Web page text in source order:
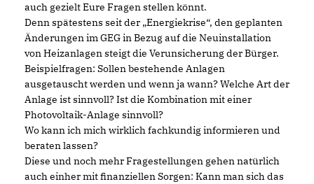
auch gezielt Eure Fragen stellen könnt.
Denn spätestens seit der „Energiekrise“, den geplanten
Änderungen im GEG in Bezug auf die Neuinstallation
von Heizanlagen steigt die Verunsicherung der Bürger.
Beispielfragen: Sollen bestehende Anlagen
ausgetauscht werden und wenn ja wann? Welche Art der
Anlage ist sinnvoll? Ist die Kombination mit einer
Photovoltaik-Anlage sinnvoll?
Wo kann ich mich wirklich fachkundig informieren und
beraten lassen?
Diese und noch mehr Fragestellungen gehen natürlich
auch einher mit finanziellen Sorgen: Kann man sich das